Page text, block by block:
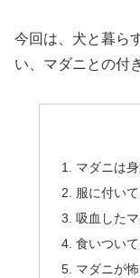
今回は、犬と暮ら
い、マダニとの付
マダニは
服に付い
吸血した
食いつい
マダニが